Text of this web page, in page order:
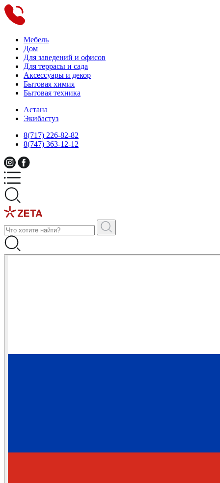
Мебель
Дом
Для заведений и офисов
Для террасы и сада
Аксессуары и декор
Бытовая химия
Бытовая техника
Астана
Экибастуз
8(717) 226-82-82
8(747) 363-12-12